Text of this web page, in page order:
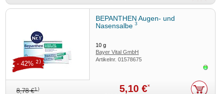
BEPANTHEN Augen- und
Nasensalbe3
10g
Bayer Vital GmbH
Artikelnr.01578675
8,78 €1) 5,10 €*
- 42% 2)